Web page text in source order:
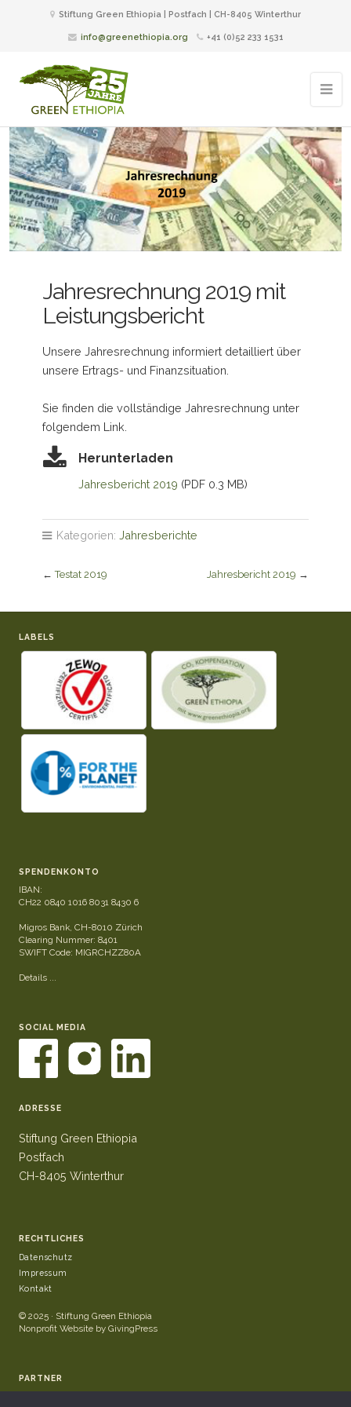
Stiftung Green Ethiopia | Postfach | CH-8405 Winterthur
info@greenethiopia.org +41 (0)52 233 1531
Jahresrechnung 2019 mit
Leistungsbericht
Unsere Jahresrechnung informiert detailliert über
unsere Ertrags- und Finanzsituation.
Sie finden die vollständige Jahresrechnung unter
folgendem Link.
Herunterladen
Jahresbericht 2019 (PDF 0.3 MB)
Kategorien: Jahresberichte
←Testat 2019 Jahresbericht 2019 →
LABELS
SPENDENKONTO
IBAN:
CH22 0840 1016 8031 8430 6
Migros Bank, CH-8010 Zürich
Clearing Nummer: 8401
SWIFT Code: MIGRCHZZ80A
Details ...
SOCIAL MEDIA
ADRESSE
Stiftung Green Ethiopia
Postfach
CH-8405 Winterthur
RECHTLICHES
Datenschutz
Impressum
Kontakt
© 2025 · Stiftung Green Ethiopia
Nonprofit Website by GivingPress
PARTNER